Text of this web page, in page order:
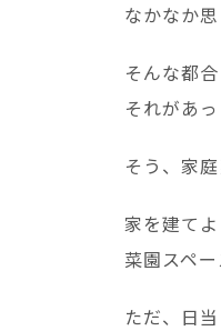
なかなか
そんな都
それがあ
そう、家庭
家を建て
菜園スペ
ただ、日